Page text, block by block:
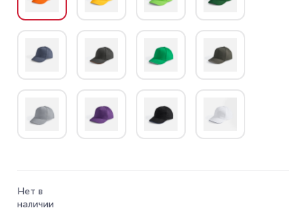
Нет в
наличии